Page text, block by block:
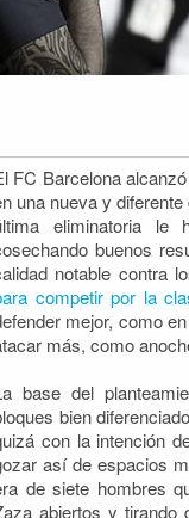
FC Barcelona
una nueva y
eliminatoria
buenos
notable contra
competir por la
mejor, como
más, como
base del
bien
con la intención
así de espacios
de siete hombres
abiertos y tirando